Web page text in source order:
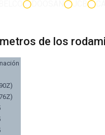
de los